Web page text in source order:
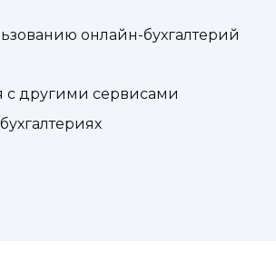
онлайн-бухгалтерий
с другими сервисами